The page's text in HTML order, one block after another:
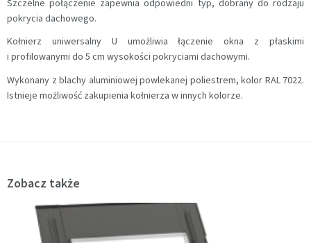
Szczelne połączenie zapewnia odpowiedni typ, dobrany do rodzaju
pokrycia dachowego.
Kołnierz uniwersalny U umożliwia łączenie okna z płaskimi
i profilowanymi do 5 cm wysokości pokryciami dachowymi.
Wykonany z blachy aluminiowej powlekanej poliestrem, kolor RAL 7022.
Istnieje możliwość zakupienia kołnierza w innych kolorze.
Zobacz także